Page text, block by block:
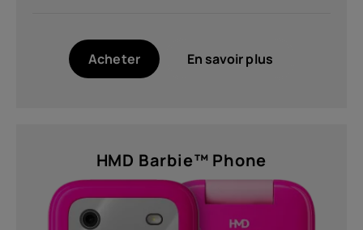
Acheter En savoir plus
HMD Barbie™ Phone